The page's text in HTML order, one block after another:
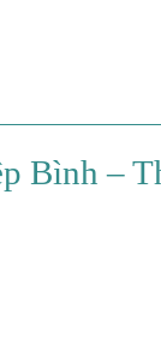
Bình –